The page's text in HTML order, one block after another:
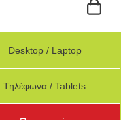
Desktop / Laptop
Τηλέφωνα / Tablets